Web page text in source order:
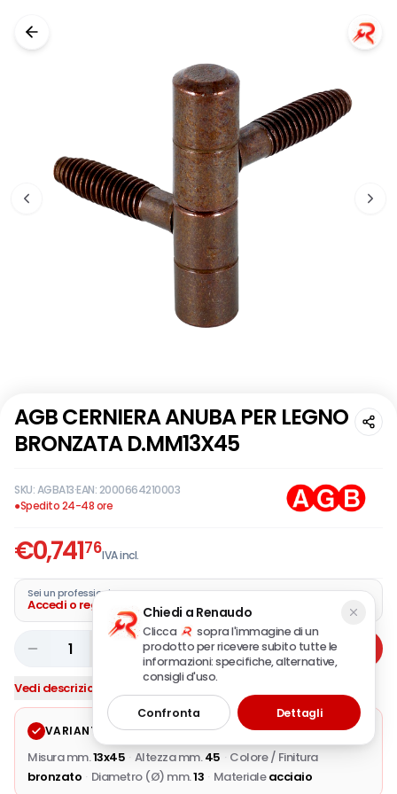
AGB CERNIERA ANUBA PER LEGNO
BRONZATA D.MM13X45
SKU:AGBA13·EAN:2000664210003
●Spedito 24-48 ore
€0,74176IVA incl.
Sei un professionista?
Accedi o registra la tua azienda
1 Aggiungi
Vedi descrizione completa
VARIANTE SELEZIONATA Modifica
Misura mm.13x45 · Altezza mm. 45 · Colore / Finitura
bronzato · Diametro (Ø) mm.13 · Materiale acciaio
Chiedi a Renaudo
Clicca
sopra l'immagine di un
prodotto per ricevere subito tutte le
informazioni: specifiche, alternative,
consigli d'uso.
Confronta Dettagli